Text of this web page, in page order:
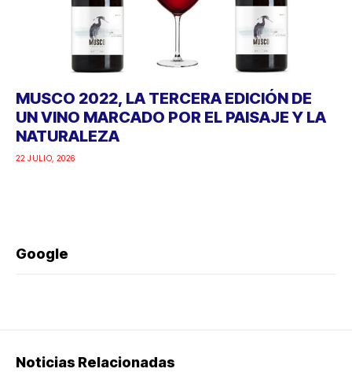
MUSCO 2022, LA TERCERA EDICIÓN DE
UN VINO MARCADO POR EL PAISAJE Y LA
NATURALEZA
22 JULIO, 2026
Google
Noticias Relacionadas